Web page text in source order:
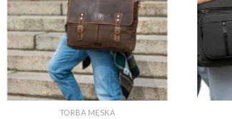
TORBA MĘSKA